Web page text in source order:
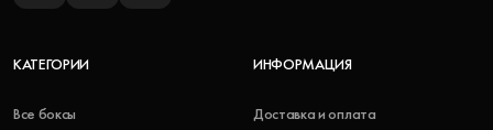
КАТЕГОРИИ
Все боксы
ИНФОРМАЦИЯ
Доставка и оплата